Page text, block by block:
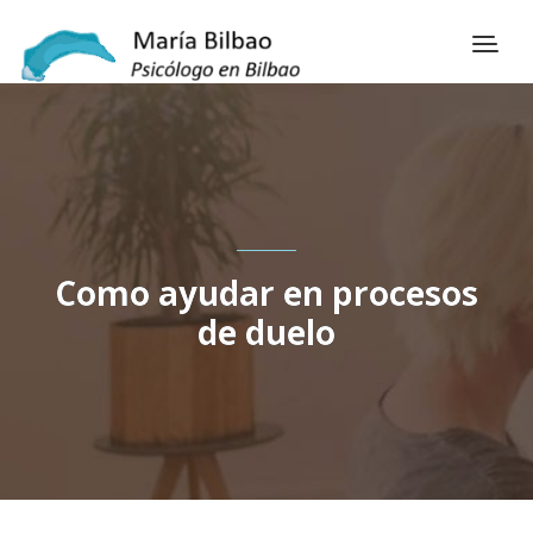
Como ayudar en procesos
de duelo